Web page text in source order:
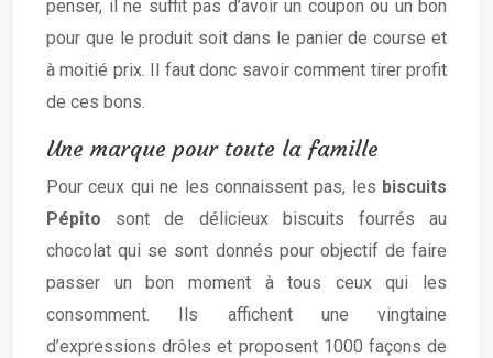
penser, il ne suffit pas d’avoir un coupon ou un bon
pour que le produit soit dans le panier de course et
à moitié prix. Il faut donc savoir comment tirer profit
de ces bons.
Une marque pour toute la famille
Pour ceux qui ne les connaissent pas, les biscuits
Pépito sont de délicieux biscuits fourrés au
chocolat qui se sont donnés pour objectif de faire
passer un bon moment à tous ceux qui les
consomment. Ils affichent une vingtaine
d’expressions drôles et proposent 1000 façons de